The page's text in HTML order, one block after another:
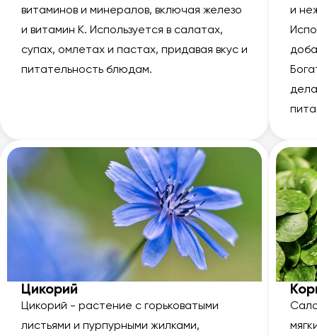
витаминов и минералов, включая железо
и витамин К. Используется в салатах,
супах, омлетах и пастах, придавая вкус и
питательность блюдам.
и
Цикорий
Цикорий - растение с горьковатыми
листьями и пурпурными жилками,